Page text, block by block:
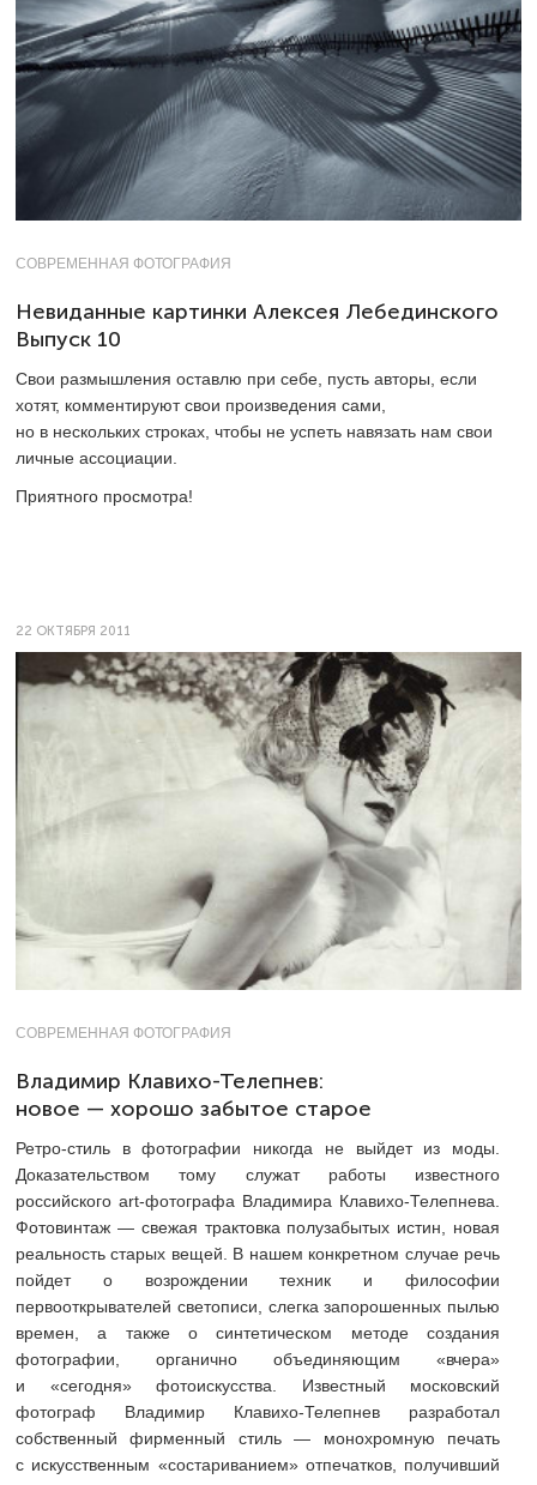
СОВРЕМЕННАЯ ФОТОГРАФИЯ
Невиданные картинки Алексея Лебединского
Выпуск 10
Свои размышления оставлю при себе, пусть авторы, если
хотят, комментируют свои произведения сами,
но в нескольких строках, чтобы не успеть навязать нам свои
личные ­ассоциации.
Приятного просмотра!
22 ОКТЯБРЯ 2011
СОВРЕМЕННАЯ ФОТОГРАФИЯ
Владимир Клавихо-Телепнев:
новое — хорошо забытое старое
Ретро-стиль в фотографии никогда не выйдет из моды.
Доказательством тому служат работы известного
российского art-фотографа Владимира Клавихо-Телепнева.
Фотовинтаж — свежая трактовка полузабытых истин, новая
реальность старых вещей. В нашем конкретном случае речь
пойдет о возрождении техник и философии
первооткрывателей светописи, слегка запорошенных пылью
времен, а также о синтетическом методе создания
фотографии, органично объединяющим «вчера»
и «сегодня» фотоискусства. Известный московский
фотограф Владимир Клавихо-Телепнев разработал
собственный фирменный стиль — монохромную печать
с искусственным «состариванием» отпечатков, получивший